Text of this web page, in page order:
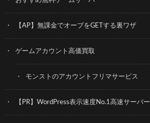
【AP】無課金でオーブをGETする裏ワザ
ゲームアカウント高価買取
モンストのアカウントフリマサービス
【PR】WordPress表示速度No.1高速サーバー